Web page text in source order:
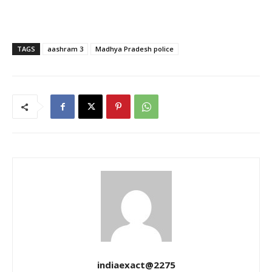
TAGS aashram 3 Madhya Pradesh police
indiaexact@2275